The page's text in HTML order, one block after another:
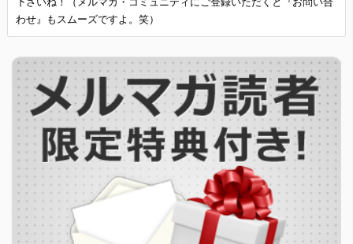
わせ』もスムーズですよ。笑）